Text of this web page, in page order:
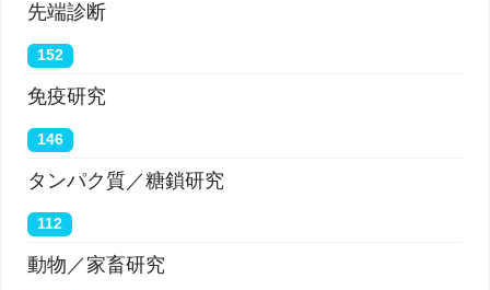
先端診断
152
免疫研究
146
タンパク質／糖鎖研究
112
動物／家畜研究